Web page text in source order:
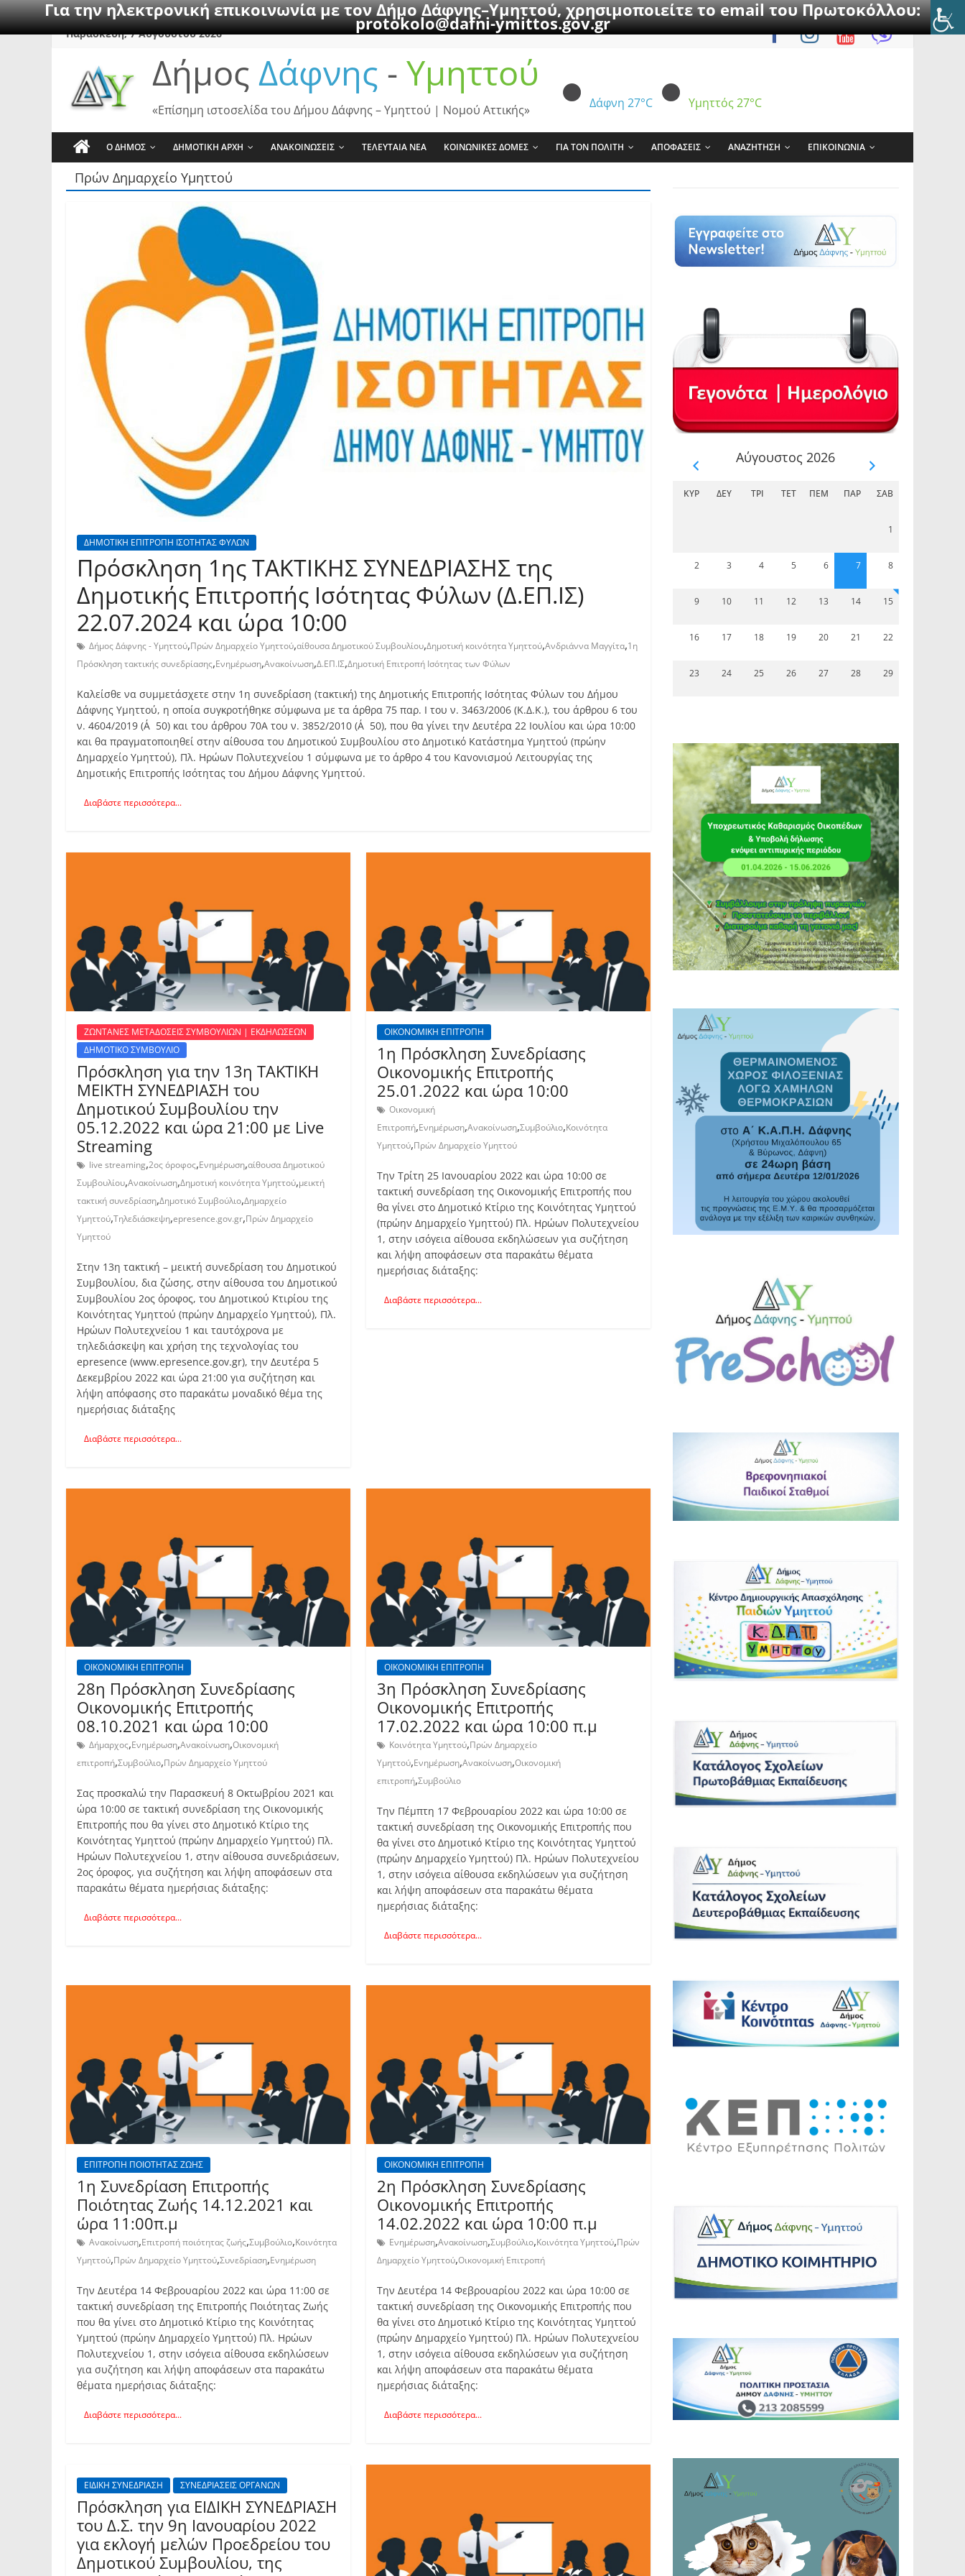
Για την ηλεκτρονική επικοινωνία με τον Δήμο Δάφνης–Υμηττού, χρησιμοποιείτε το email του Πρωτοκόλλου:
protokolo@dafni-ymittos.gov.gr
SkipΠαρασκευή, 7 Αυγούστου 2026
Δήμος Δάφνης - Υμηττού
Δάφνη 27°C Υμηττός 27°C
«Επίσημη ιστοσελίδα του Δήμου Δάφνης – Υμηττού | Νομού Αττικής»
Ο ΔΗΜΟΣ ΔΗΜΟΤΙΚΗ ΑΡΧΗ ΑΝΑΚΟΙΝΩΣΕΙΣ ΤΕΛΕΥΤΑΙΑ ΝΕΑ ΚΟΙΝΩΝΙΚΕΣ ΔΟΜΕΣ ΓΙΑ ΤΟΝ ΠΟΛΙΤΗ ΑΠΟΦΑΣΕΙΣ ΑΝΑΖΗΤΗΣΗ ΕΠΙΚΟΙΝΩΝΙΑ
Πρών Δημαρχείο Υμηττού
ΔΗΜΟΤΙΚΗ ΕΠΙΤΡΟΠΗ ΙΣΟΤΗΤΑΣ ΦΥΛΩΝ
Πρόσκληση 1ης TAKTIKHΣ ΣΥΝΕΔΡΙΑΣΗΣ της
Δημοτικής Επιτροπής Ισότητας Φύλων (Δ.ΕΠ.ΙΣ)
22.07.2024 και ώρα 10:00
Δήμος Δάφνης - Υμηττού,Πρών Δημαρχείο Υμηττού,αίθουσα Δημοτικού Συμβουλίου,Δημοτική κοινότητα Υμηττού,Ανδριάννα Μαγγίτα,1η
Πρόσκληση τακτικής συνεδρίασης,Ενημέρωση,Ανακοίνωση,Δ.ΕΠ.ΙΣ,Δημοτική Επιτροπή Ισότητας των Φύλων
Καλείσθε να συμμετάσχετε στην 1η συνεδρίαση (τακτική) της Δημοτικής Επιτροπής Ισότητας Φύλων του Δήμου
Δάφνης Υμηττού, η οποία συγκροτήθηκε σύμφωνα με τα άρθρα 75 παρ. Ι του ν. 3463/2006 (Κ.Δ.Κ.), του άρθρου 6 του
ν. 4604/2019 (Α΄50) και του άρθρου 70Α του ν. 3852/2010 (Α΄50), που θα γίνει την Δευτέρα 22 Ιουλίου και ώρα 10:00
και θα πραγματοποιηθεί στην αίθουσα του Δημοτικού Συμβουλίου στο Δημοτικό Κατάστημα Υμηττού (πρώην
Δημαρχείο Υμηττού), Πλ. Ηρώων Πολυτεχνείου 1 σύμφωνα με το άρθρο 4 του Κανονισμού Λειτουργίας της
Δημοτικής Επιτροπής Ισότητας του Δήμου Δάφνης Υμηττού.
Διαβάστε περισσότερα...
ΖΩΝΤΑΝΕΣ ΜΕΤΑΔΟΣΕΙΣ ΣΥΜΒΟΥΛΙΩΝ | ΕΚΔΗΛΩΣΕΩΝ
ΔΗΜΟΤΙΚΟ ΣΥΜΒΟΥΛΙΟ
Πρόσκληση για την 13η ΤΑΚΤΙΚΗ
ΜΕΙΚΤΗ ΣΥΝΕΔΡΙΑΣΗ του
Δημοτικού Συμβουλίου την
05.12.2022 και ώρα 21:00 με Live
Streaming
live streaming,2ος όροφος,Ενημέρωση,αίθουσα Δημοτικού
Συμβουλίου,Ανακοίνωση,Δημοτική κοινότητα Υμηττού,μεικτή
τακτική συνεδρίαση,Δημοτικό Συμβούλιο,Δημαρχείο
Υμηττού,Τηλεδιάσκεψη,epresence.gov.gr,Πρών Δημαρχείο
Υμηττού
Στην 13η τακτική – μεικτή συνεδρίαση του Δημοτικού
Συμβουλίου, δια ζώσης, στην αίθουσα του Δημοτικού
Συμβουλίου 2ος όροφος, του Δημοτικού Κτιρίου της
Κοινότητας Υμηττού (πρώην Δημαρχείο Υμηττού), Πλ.
Ηρώων Πολυτεχνείου 1 και ταυτόχρονα με
τηλεδιάσκεψη και χρήση της τεχνολογίας του
epresence (www.epresence.gov.gr), την Δευτέρα 5
Δεκεμβρίου 2022 και ώρα 21:00 για συζήτηση και
λήψη απόφασης στο παρακάτω μοναδικό θέμα της
ημερήσιας διάταξης
Διαβάστε περισσότερα...
ΟΙΚΟΝΟΜΙΚΗ ΕΠΙΤΡΟΠΗ
1η Πρόσκληση Συνεδρίασης
Οικονομικής Επιτροπής
25.01.2022 και ώρα 10:00
Οικονομική
Επιτροπή,Ενημέρωση,Ανακοίνωση,Συμβούλιο,Κοινότητα
Υμηττού,Πρών Δημαρχείο Υμηττού
Την Τρίτη 25 Ιανουαρίου 2022 και ώρα 10:00 σε
τακτική συνεδρίαση της Οικονομικής Επιτροπής που
θα γίνει στο Δημοτικό Κτίριο της Κοινότητας Υμηττού
(πρώην Δημαρχείο Υμηττού) Πλ. Ηρώων Πολυτεχνείου
1, στην ισόγεια αίθουσα εκδηλώσεων για συζήτηση
και λήψη αποφάσεων στα παρακάτω θέματα
ημερήσιας διάταξης:
Διαβάστε περισσότερα...
ΟΙΚΟΝΟΜΙΚΗ ΕΠΙΤΡΟΠΗ
28η Πρόσκληση Συνεδρίασης
Οικονομικής Επιτροπής
08.10.2021 και ώρα 10:00
Δήμαρχος,Ενημέρωση,Ανακοίνωση,Οικονομική
επιτροπή,Συμβούλιο,Πρών Δημαρχείο Υμηττού
Σας προσκαλώ την Παρασκευή 8 Οκτωβρίου 2021 και
ώρα 10:00 σε τακτική συνεδρίαση της Οικονομικής
Επιτροπής που θα γίνει στο Δημοτικό Κτίριο της
Κοινότητας Υμηττού (πρώην Δημαρχείο Υμηττού) Πλ.
Ηρώων Πολυτεχνείου 1, στην αίθουσα συνεδριάσεων,
2ος όροφος, για συζήτηση και λήψη αποφάσεων στα
παρακάτω θέματα ημερήσιας διάταξης:
Διαβάστε περισσότερα...
ΟΙΚΟΝΟΜΙΚΗ ΕΠΙΤΡΟΠΗ
3η Πρόσκληση Συνεδρίασης
Οικονομικής Επιτροπής
17.02.2022 και ώρα 10:00 π.μ
Κοινότητα Υμηττού,Πρών Δημαρχείο
Υμηττού,Ενημέρωση,Ανακοίνωση,Οικονομική
επιτροπή,Συμβούλιο
Την Πέμπτη 17 Φεβρουαρίου 2022 και ώρα 10:00 σε
τακτική συνεδρίαση της Οικονομικής Επιτροπής που
θα γίνει στο Δημοτικό Κτίριο της Κοινότητας Υμηττού
(πρώην Δημαρχείο Υμηττού) Πλ. Ηρώων Πολυτεχνείου
1, στην ισόγεια αίθουσα εκδηλώσεων για συζήτηση
και λήψη αποφάσεων στα παρακάτω θέματα
ημερήσιας διάταξης:
Διαβάστε περισσότερα...
ΕΠΙΤΡΟΠΗ ΠΟΙΟΤΗΤΑΣ ΖΩΗΣ
1η Συνεδρίαση Επιτροπής
Ποιότητας Ζωής 14.12.2021 και
ώρα 11:00π.μ
Ανακοίνωση,Επιτροπή ποιότητας ζωής,Συμβούλιο,Κοινότητα
Υμηττού,Πρών Δημαρχείο Υμηττού,Συνεδρίαση,Ενημέρωση
Την Δευτέρα 14 Φεβρουαρίου 2022 και ώρα 11:00 σε
τακτική συνεδρίαση της Επιτροπής Ποιότητας Ζωής
που θα γίνει στο Δημοτικό Κτίριο της Κοινότητας
Υμηττού (πρώην Δημαρχείο Υμηττού) Πλ. Ηρώων
Πολυτεχνείου 1, στην ισόγεια αίθουσα εκδηλώσεων
για συζήτηση και λήψη αποφάσεων στα παρακάτω
θέματα ημερήσιας διάταξης:
Διαβάστε περισσότερα...
ΟΙΚΟΝΟΜΙΚΗ ΕΠΙΤΡΟΠΗ
2η Πρόσκληση Συνεδρίασης
Οικονομικής Επιτροπής
14.02.2022 και ώρα 10:00 π.μ
Ενημέρωση,Ανακοίνωση,Συμβούλιο,Κοινότητα Υμηττού,Πρών
Δημαρχείο Υμηττού,Οικονομική Επιτροπή
Την Δευτέρα 14 Φεβρουαρίου 2022 και ώρα 10:00 σε
τακτική συνεδρίαση της Οικονομικής Επιτροπής που
θα γίνει στο Δημοτικό Κτίριο της Κοινότητας Υμηττού
(πρώην Δημαρχείο Υμηττού) Πλ. Ηρώων Πολυτεχνείου
1, στην ισόγεια αίθουσα εκδηλώσεων για συζήτηση
και λήψη αποφάσεων στα παρακάτω θέματα
ημερήσιας διάταξης:
Διαβάστε περισσότερα...
ΕΙΔΙΚΗ ΣΥΝΕΔΡΙΑΣΗ ΣΥΝΕΔΡΙΑΣΕΙΣ ΟΡΓΑΝΩΝ
Πρόσκληση για ΕΙΔΙΚΗ ΣΥΝΕΔΡΙΑΣΗ
του Δ.Σ. την 9η Ιανουαρίου 2022
για εκλογή μελών Προεδρείου του
Δημοτικού Συμβουλίου, της
Αύγουστος 2026
ΚΥΡ ΔΕΥ ΤΡΊ ΤΕΤ ΠΈΜ ΠΑΡ ΣΆΒ
1
2 3 4 5 6 7 8
9 10 11 12 13 14 15
16 17 18 19 20 21 22
23 24 25 26 27 28 29